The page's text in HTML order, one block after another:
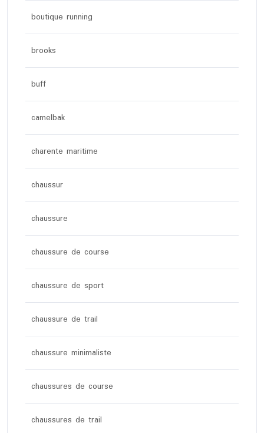
boutique running
brooks
buff
camelbak
charente maritime
chaussur
chaussure
chaussure de course
chaussure de sport
chaussure de trail
chaussure minimaliste
chaussures de course
chaussures de trail